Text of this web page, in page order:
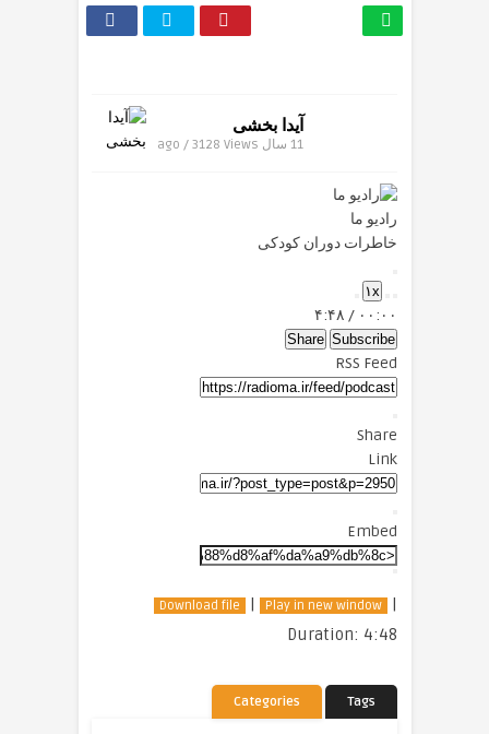
آیدا بخشی
11 سال ago / 3128 Views
رادیو ما
خاطرات دوران کودکی
Play
Episode
Mute/Unmute
Episode
Rewind
10
Seconds
۱x
Forward
30
seconds
۰۰:۰۰ / ۴:۴۸
Subscribe
Share
RSS Feed
Share
Link
Embed
Download file | Play in new window
|
Duration: 4:48
Categories Tags